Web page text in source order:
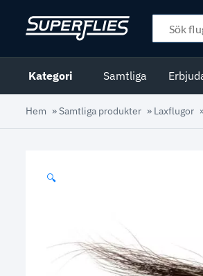
Kategori Samtliga
Hem »Samtliga produkter » Laxflugor
🔍